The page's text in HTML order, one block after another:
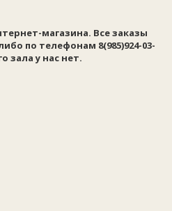
магазина. Все заказы
по телефонам 8(985)924-03-
зала у нас нет.